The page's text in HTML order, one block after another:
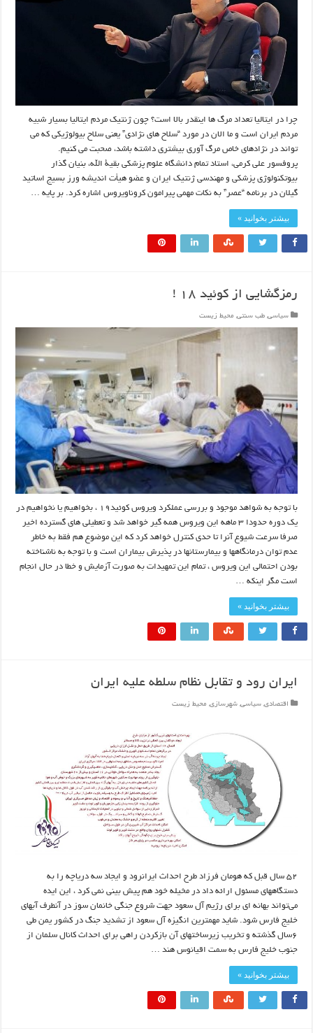
چرا در ایتالیا تعداد مرگ ها اینقدر بالا است؟ چون ژنتیک مردم ایتالیا بسیار شبیه
مردم ایران است و ما الان در مورد “سلاح های نژادی” یعنی سلاح بیولوژیکی که می
تواند در نژادهای خاص مرگ آوری بیشتری داشته باشد، صحبت می کنیم.
پروفسور علی کرمی، استاد تمام دانشگاه علوم پزشکی بقیة الله، بنیان گذار
بیوتکنولوژی پزشکی و مهندسی ژنتیک ایران و عضو هیأت اندیشه ورز بسیج اساتید
گیلان در برنامه “عصر” به نکات مهمی پیرامون کروناویروس اشاره کرد. بر پایه …
بیشتر بخوانید »
رمزگشایی از کوئید ۱۸ !
سیاسی, طب سنتی, محیط زیست
با توجه به شواهد موجود و بررسی عملکرد ویروس کوئید۱۹ ، بخواهیم یا نخواهیم در
یک دوره حدودا ۳ ماهه این ویروس همه گیر خواهد شد و تعطیلی های گسترده اخیر
صرفا سرعت شیوع آنرا تا حدی کنترل خواهد کرد که این موضوع هم فقط به خاطر
عدم توان درمانگاهها و بیمارستانها در پذیرش بیماران است و با توجه به ناشناخته
بودن احتمالی این ویروس ، تمام این تمهیدات به صورت آزمایش و خطا در حال انجام
است مگر اینکه …
بیشتر بخوانید »
ایران رود و تقابل نظام سلطه علیه ایران
اقتصادی, سیاسی, شهرسازی, محیط زیست
۵۲ سال قبل که هومان فرزاد طرح احداث ایرانرود و ایجاد سه دریاچه را به
دستگاههای مسئول ارائه داد در مخیله خود هم پیش بینی نمی کرد ، این ایده
می‌تواند بهانه ای برای رژیم آل سعود جهت شروع جنگی خانمان سوز در آنطرف آبهای
خلیج فارس شود. شاید مهمترین انگیزه آل سعود از تشدید جنگ در کشور یمن طی
۶سال گذشته و تخریب زیرساختهای آن بازکردن راهی برای احداث کانال سلمان از
جنوب خلیج فارس به سمت اقیانوس هند …
بیشتر بخوانید »